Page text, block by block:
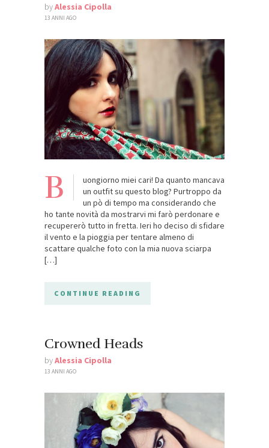
byAlessia Cipolla
13 ANNI AGO
B
uongiorno miei cari! Da quanto mancava
un outfit su questo blog? Purtroppo da
un pò di tempo ma considerando che
ho tante novità da mostrarvi mi farò perdonare e
recupererò tutto in fretta. Ieri ho deciso di sfidare
il vento e la pioggia per tentare almeno di
scattare qualche foto con la mia nuova sciarpa
[…]
CONTINUE READING
Crowned Heads
byAlessia Cipolla
13 ANNI AGO